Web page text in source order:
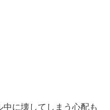
に壊してしまう心配も